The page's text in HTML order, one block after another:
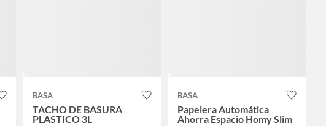
BASA
TACHO DE BASURA
PLASTICO 3L
BASA
Papelera Automática
Ahorra Espacio Homy Slim